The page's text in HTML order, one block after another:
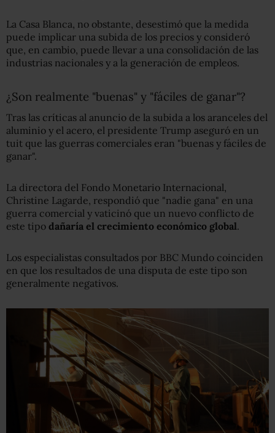
La Casa Blanca, no obstante, desestimó que la medida
puede implicar una subida de los precios y consideró
que, en cambio, puede llevar a una consolidación de las
industrias nacionales y a la generación de empleos.
¿Son realmente "buenas" y "fáciles de ganar"?
Tras las críticas al anuncio de la subida a los aranceles del
aluminio y el acero, el presidente Trump aseguró en un
tuit que las guerras comerciales eran "buenas y fáciles de
ganar".
La directora del Fondo Monetario Internacional,
Christine Lagarde, respondió que "nadie gana" en una
guerra comercial y vaticinó que un nuevo conflicto de
este tipo dañaría el crecimiento económico global.
Los especialistas consultados por BBC Mundo coinciden
en que los resultados de una disputa de este tipo son
generalmente negativos.